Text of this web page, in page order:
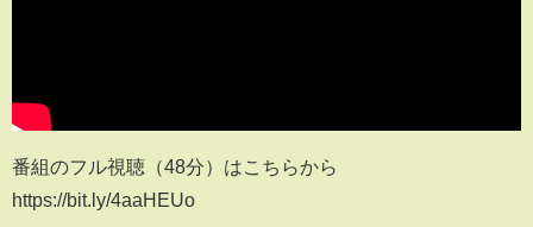
番組のフル視聴（48分）はこちらから
https://bit.ly/4aaHEUo